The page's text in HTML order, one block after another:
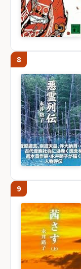
8
9